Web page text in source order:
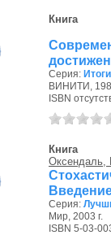
Книга
Серия:
ВИНИТИ,
ISBN
Книга
Оксендаль,
Серия:
Мир, 2003 г.
ISBN 5-03-